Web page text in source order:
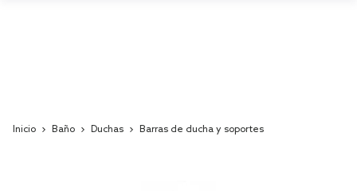
Inicio Baño Duchas Barras de ducha y soportes